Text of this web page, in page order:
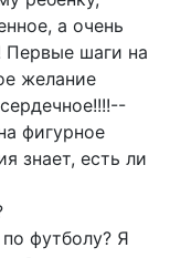
а очень
Первые шаги на
желание
фигурное
знает, есть ли
футболу? Я